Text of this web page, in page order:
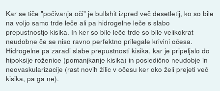
Kar se tiče "počivanja oči" je bullshit izpred več desetletij, ko so bile
na voljo samo trde leče ali pa hidrogelne leče s slabo
prepustnostjo kisika. In ker so bile leče trde so bile velikokrat
neudobne če se niso ravno perfektno prilegale krivini očesa.
Hidrogelne pa zaradi slabe prepustnosti kisika, kar je pripeljalo do
hipoksije roženice (pomanjkanje kisika) in posledično neudobje in
neovaskularizacije (rast novih žilic v očesu ker oko želi prejeti več
kisika, pa ga ne).